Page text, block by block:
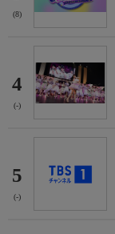
(8)
4
(-)
5
(-)